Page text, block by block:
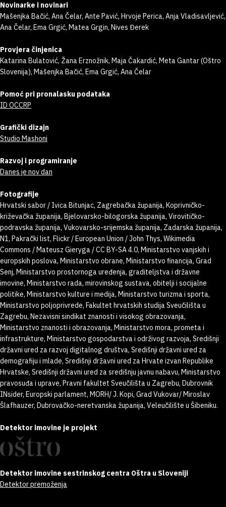
Novinarke i novinari
Mašenjka Bačić, Ana Čelar, Ante Pavić, Hrvoje Perica, Anja Vladisavljević,
Ana Čelar, Ema Grgić, Matea Grgin, Nives Đerek
Provjera činjenica
Katarina Bulatović, Žana Erznožnik, Maja Čakardić, Meta Gantar (Oštro
Slovenija), Mašenjka Bačić, Ema Grgić, Ana Čelar
Pomoć pri pronalasku podataka
ID OCCRP
Grafički dizajn
Studio Mashoni
Razvoj i programiranje
Danes je nov dan
Fotografije
Hrvatski sabor / Ivica Bitunjac, Zagrebačka županija, Koprivničko-
križevačka županija, Bjelovarsko-bilogorska županija, Virovitičko-
podravska županija, Vukovarsko-srijemska županija, Zadarska županija,
N1, Pakrački list, Flickr / European Union / John Thys, Wikimedia
Commons / Mateusz Gieryga / CC BY-SA 4.0, Ministarstvo vanjskih i
europskih poslova, Ministarstvo obrane, Ministarstvo financija, Grad
Senj, Ministarstvo prostornoga uređenja, graditeljstva i državne
imovine, Ministarstvo rada, mirovinskog sustava, obitelji i socijalne
politike, Ministarstvo kulture i medija, Ministarstvo turizma i sporta,
Ministarstvo poljoprivrede, Fakultet hrvatskih studija Sveučilišta u
Zagrebu, Nezavisni sindikat znanosti i visokog obrazovanja,
Ministarstvo znanosti i obrazovanja, Ministarstvo mora, prometa i
infrastrukture, Ministarstvo gospodarstva i održivog razvoja, Središnji
državni ured za razvoj digitalnog društva, Središnji državni ured za
demografiju i mlade, Središnji državni ured za Hrvate izvan Republike
Hrvatske, Središnji državni ured za središnju javnu nabavu, Ministarstvo
pravosuđa i uprave, Pravni fakultet Sveučilišta u Zagrebu, Dubrovnik
INsider, Europski parlament, MORH/ J. Kopi, Grad Vukovar/ Miroslav
Šlafhauzer, Dubrovačko-neretvanska županija, Veleučilište u Šibeniku.
Detektor imovine je projekt
Detektor imovine sestrinskog centra Oštra u Sloveniji
Detektor premoženja